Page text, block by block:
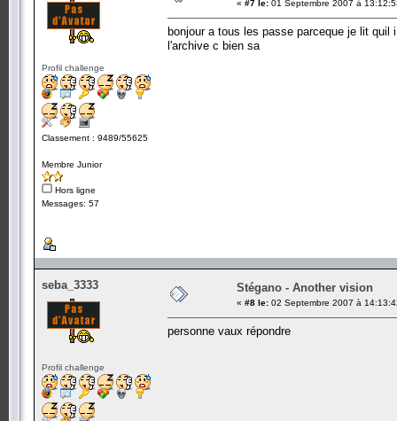
Profil challenge
Classement : 9489/55625
Membre Junior
Hors ligne
Messages: 57
« #7 le: 01 Septembre 2007 à
bonjour a tous les passe parceque je lit
l'archive c bien sa
seba_3333
Profil challenge
Stégano - Another vision
« #8 le: 02 Septembre 2007 à
personne vaux répondre